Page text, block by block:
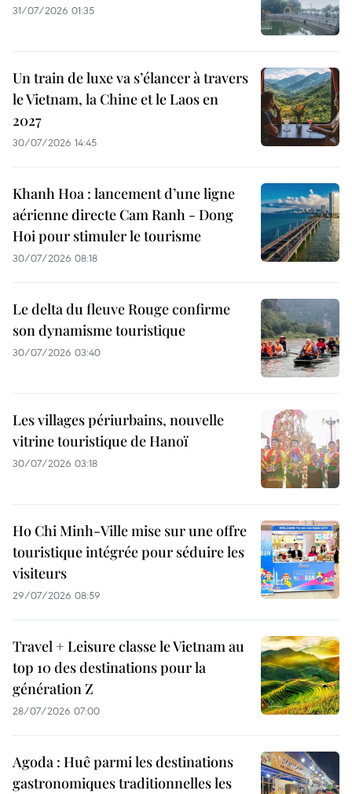
31/07/2026 01:35
Un train de luxe va s’élancer à travers
le Vietnam, la Chine et le Laos en
2027
30/07/2026 14:45
Khanh Hoa : lancement d’une ligne
aérienne directe Cam Ranh - Dong
Hoi pour stimuler le tourisme
30/07/2026 08:18
Le delta du fleuve Rouge confirme
son dynamisme touristique
30/07/2026 03:40
Les villages périurbains, nouvelle
vitrine touristique de Hanoï
30/07/2026 03:18
Ho Chi Minh-Ville mise sur une offre
touristique intégrée pour séduire les
visiteurs
29/07/2026 08:59
Travel + Leisure classe le Vietnam au
top 10 des destinations pour la
génération Z
28/07/2026 07:00
Agoda : Huê parmi les destinations
gastronomiques traditionnelles les